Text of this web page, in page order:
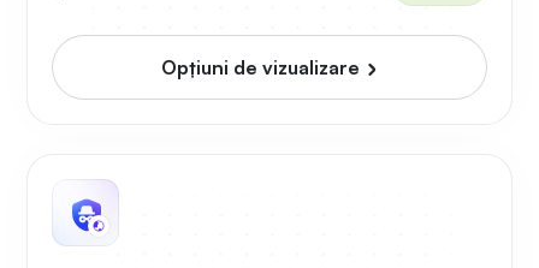
Opțiuni de vizualizare